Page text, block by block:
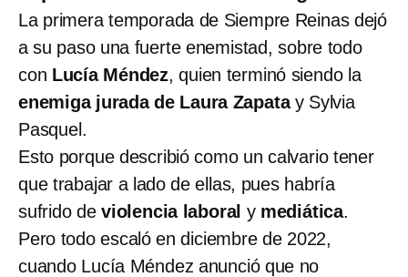
La primera temporada de Siempre Reinas dejó
a su paso una fuerte enemistad, sobre todo
con Lucía Méndez, quien terminó siendo la
enemiga jurada de Laura Zapatay Sylvia
Pasquel.
Esto porque describió como un calvario tener
que trabajar a lado de ellas, pues habría
sufrido deviolencia laboral y mediática.
Pero todo escaló en diciembre de 2022,
cuando Lucía Méndez anunció que no